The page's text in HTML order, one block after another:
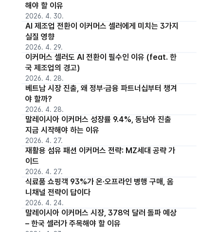
해야 할 이유
2026. 4. 30.
AI 제조업 전환이 이커머스 셀러에게 미치는 3가지
실질 영향
2026. 4. 29.
이커머스 셀러도 AI 전환이 필수인 이유 (feat. 한
국 제조업의 경고)
2026. 4. 28.
베트남 시장 진출, 왜 정부·금융 파트너십부터 챙겨
야 할까?
2026. 4. 28.
말레이시아 이커머스 성장률 9.4%, 동남아 진출
지금 시작해야 하는 이유
2026. 4. 27.
재활용 섬유 패션 이커머스 전략: MZ세대 공략 가
이드
2026. 4. 27.
식료품 쇼핑객 93%가 온·오프라인 병행 구매, 옴
니채널 전략이 답이다
2026. 4. 24.
말레이시아 이커머스 시장, 378억 달러 돌파 예상
– 한국 셀러가 주목해야 할 이유